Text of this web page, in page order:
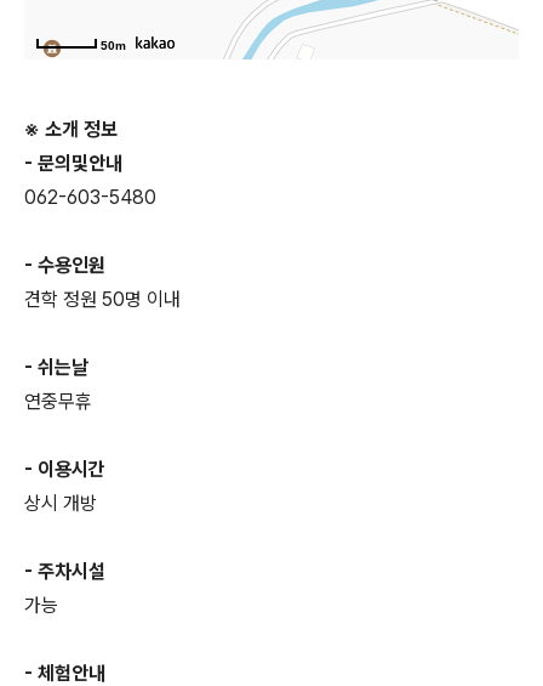
50m
※ 소개 정보
- 문의및안내
062-603-5480
- 수용인원
견학 정원 50명 이내
- 쉬는날
연중무휴
- 이용시간
상시 개방
- 주차시설
가능
- 체험안내